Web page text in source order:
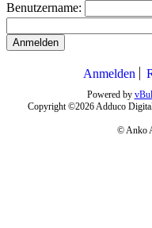
Benutzername:
Anmelden
Anmelden
Powered by
Copyright ©2026 Adduco
© Anko